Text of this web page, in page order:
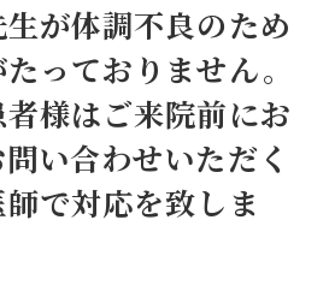
が体調不良のため
っておりません。
様はご来院前にお
い合わせいただく
で対応を致しま